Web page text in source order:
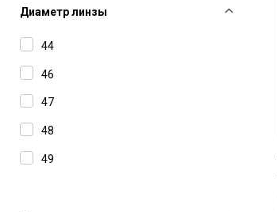
Диаметр линзы
44
46
47
48
49